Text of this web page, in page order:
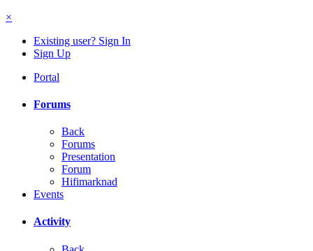
×
Existing user? Sign In
Sign Up
Portal
Forums
Back
Forums
Presentation
Forum
Hifimarknad
Events
Activity